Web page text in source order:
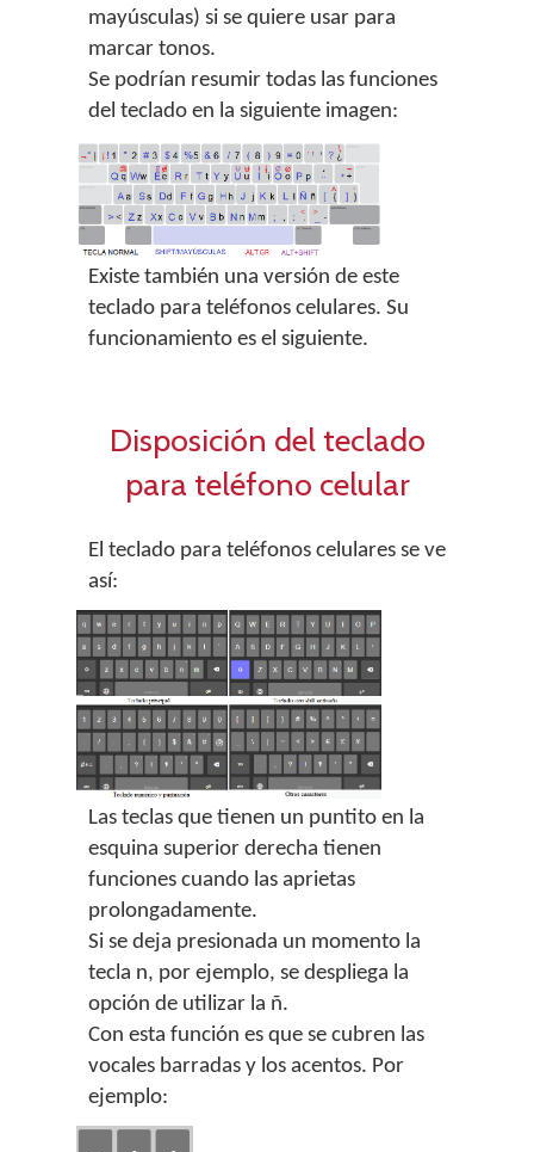
mayúsculas) si se quiere usar para
marcar tonos.
Se podrían resumir todas las funciones
del teclado en la siguiente imagen:
Existe también una versión de este
teclado para teléfonos celulares. Su
funcionamiento es el siguiente.
Disposición del teclado
para teléfono celular
El teclado para teléfonos celulares se ve
así:
Las teclas que tienen un puntito en la
esquina superior derecha tienen
funciones cuando las aprietas
prolongadamente.
Si se deja presionada un momento la
tecla n, por ejemplo, se despliega la
opción de utilizar la ñ.
Con esta función es que se cubren las
vocales barradas y los acentos. Por
ejemplo: